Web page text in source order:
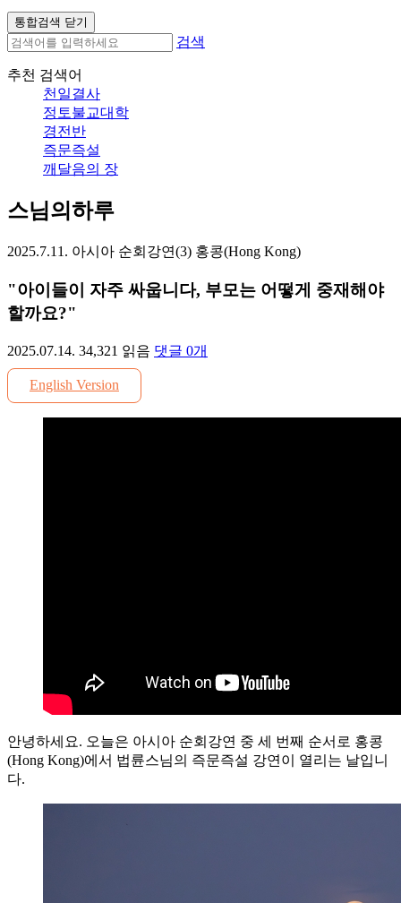
통합검색 닫기
검색
추천 검색어
천일결사
정토불교대학
경전반
즉문즉설
깨달음의 장
스님의하루
2025.7.11. 아시아 순회강연(3) 홍콩(Hong Kong)
"아이들이 자주 싸웁니다, 부모는 어떻게 중재해야
할까요?"
2025.07.14. 34,321 읽음 댓글 0개
English Version
안녕하세요. 오늘은 아시아 순회강연 중 세 번째 순서로 홍콩
(Hong Kong)에서 법륜스님의 즉문즉설 강연이 열리는 날입니
다.